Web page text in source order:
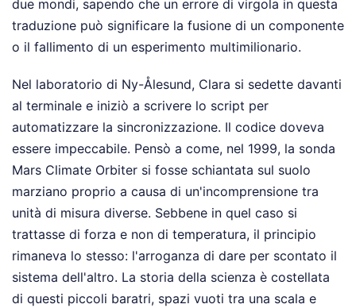
due mondi, sapendo che un errore di virgola in questa
traduzione può significare la fusione di un componente
o il fallimento di un esperimento multimilionario.
Nel laboratorio di Ny-Ålesund, Clara si sedette davanti
al terminale e iniziò a scrivere lo script per
automatizzare la sincronizzazione. Il codice doveva
essere impeccabile. Pensò a come, nel 1999, la sonda
Mars Climate Orbiter si fosse schiantata sul suolo
marziano proprio a causa di un'incomprensione tra
unità di misura diverse. Sebbene in quel caso si
trattasse di forza e non di temperatura, il principio
rimaneva lo stesso: l'arroganza di dare per scontato il
sistema dell'altro. La storia della scienza è costellata
di questi piccoli baratri, spazi vuoti tra una scala e